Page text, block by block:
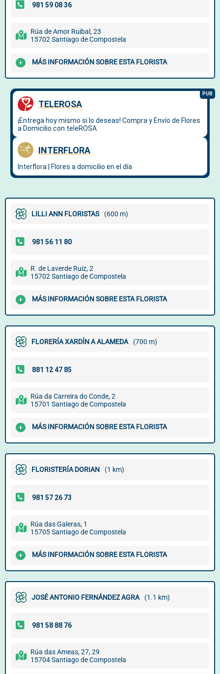
Rúa de Amor Ruibal, 23
15702 Santiago de Compostela
MÁS INFORMACIÓN SOBRE ESTA FLORISTA
LILLI ANN FLORISTAS (600 m)
R. de Laverde Ruiz, 2
15702 Santiago de Compostela
MÁS INFORMACIÓN SOBRE ESTA FLORISTA
FLORERÍA XARDÍN A ALAMEDA (700 m)
Rúa da Carreira do Conde, 2
15701 Santiago de Compostela
MÁS INFORMACIÓN SOBRE ESTA FLORISTA
FLORISTERÍA DORIAN (1 km)
Rúa das Galeras, 1
15705 Santiago de Compostela
MÁS INFORMACIÓN SOBRE ESTA FLORISTA
JOSÉ ANTONIO FERNÁNDEZ AGRA (1.1 km)
Rúa das Ameas, 27, 29
15704 Santiago de Compostela